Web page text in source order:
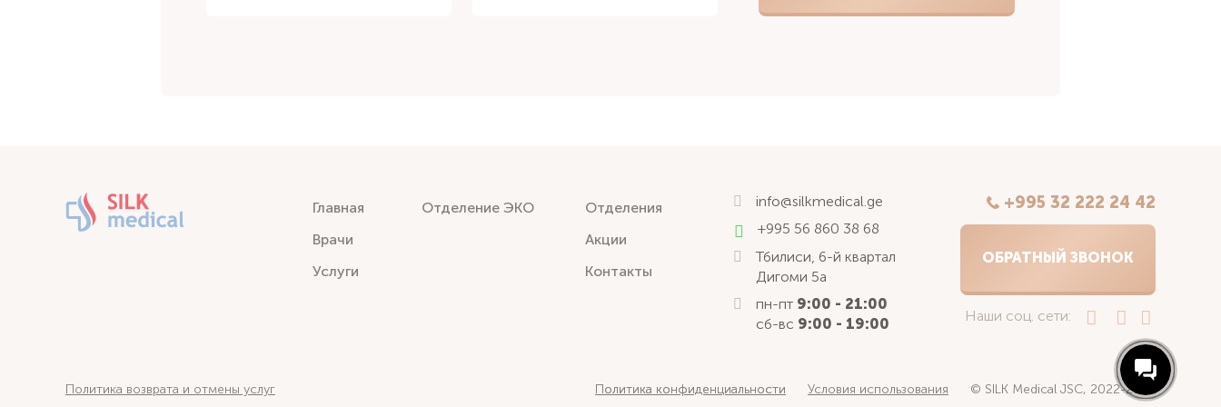
Главная
Врачи
Услуги
Отделение ЭКО
Отделения
Акции
Контакты
info@silkmedical.ge
+995 56 860 38 68
Тбилиси, 6-й квартал
Дигоми 5а
пн-пт 9:00 - 21:00
сб-вс 9:00 - 19:00
+995 32 222 24 42
ОБРАТНЫЙ ЗВОНОК
Наши соц. сети:
Политика возврата и отмены услуг Политика конфиденциальности Условия использования © SILK Medical JSC, 2022-2025